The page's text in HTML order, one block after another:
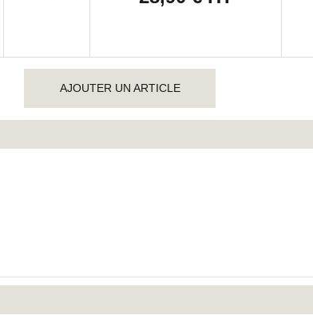
AJOUTER UN ARTICLE